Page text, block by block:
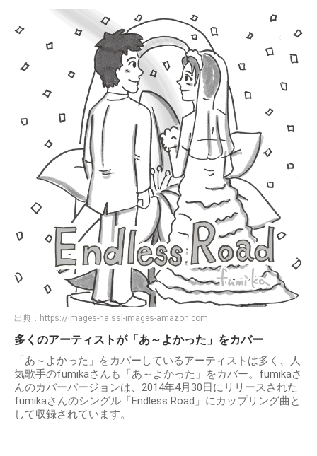
出典： https://images-na.ssl-images-amazon.com
多くのアーティストが「あ～よかった」をカバー
「あ～よかった」をカバーしているアーティストは多く、人
気歌手のfumikaさんも「あ～よかった」をカバー。fumikaさ
んのカバーバージョンは、2014年4月30日にリリースされた
fumikaさんのシングル「Endless Road」にカップリング曲と
して収録されています。